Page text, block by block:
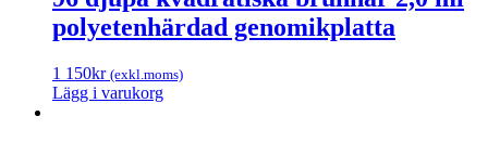
polyetenhärdad genomikplatta
1 150kr (exkl.moms)
Lägg i varukorg